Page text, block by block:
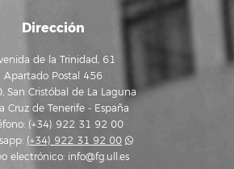
Dirección
de la Trinidad, 61
Apartado Postal 456
San Cristóbal de La Laguna
Cruz de Tenerife - España
(+34) 922 31 92 00
(+34) 922 31 92 00
electrónico: info@fg.ull.es